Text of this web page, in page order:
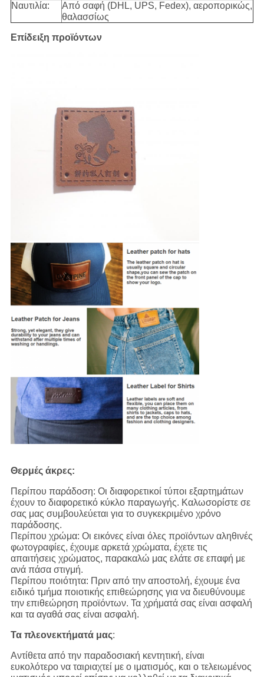
Ναυτιλία:
Από σαφή (DHL, UPS, Fedex), αεροπορικώς,
θαλασσίως
Επίδειξη προϊόντων
Θερμές άκρες:
Περίπου παράδοση: Οι διαφορετικοί τύποι εξαρτημάτων
έχουν το διαφορετικό κύκλο παραγωγής. Καλωσορίστε σε
σας μας συμβουλεύεται για το συγκεκριμένο χρόνο
παράδοσης.
Περίπου χρώμα: Οι εικόνες είναι όλες προϊόντων αληθινές
φωτογραφίες, έχουμε αρκετά χρώματα, έχετε τις
απαιτήσεις χρώματος, παρακαλώ μας ελάτε σε επαφή με
ανά πάσα στιγμή.
Περίπου ποιότητα: Πριν από την αποστολή, έχουμε ένα
ειδικό τμήμα ποιοτικής επιθεώρησης για να διευθύνουμε
την επιθεώρηση προϊόντων. Τα χρήματά σας είναι ασφαλή
και τα αγαθά σας είναι ασφαλή.
Τα πλεονεκτήματά μας:
Αντίθετα από την παραδοσιακή κεντητική, είναι
ευκολότερο να ταιριαχτεί με ο ιματισμός, και ο τελειωμένος